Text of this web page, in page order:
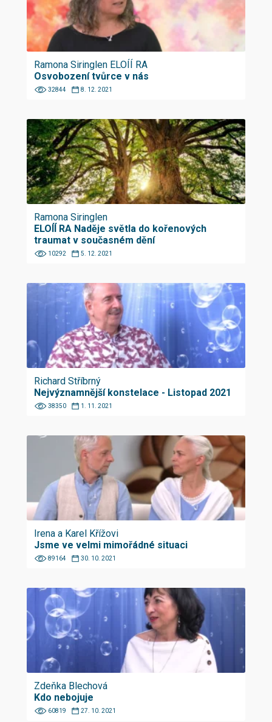
Ramona Siringlen ELOÍÍ RA
Osvobození tvůrce v nás
32844 8. 12. 2021
Ramona Siringlen
ELOÍÍ RA Naděje světla do kořenových
traumat v současném dění
10292 5. 12. 2021
Richard Stříbrný
Nejvýznamnější konstelace - Listopad 2021
38350 1. 11. 2021
Irena a Karel Křížovi
Jsme ve velmi mimořádné situaci
89164 30. 10. 2021
Zdeňka Blechová
Kdo nebojuje
60819 27. 10. 2021